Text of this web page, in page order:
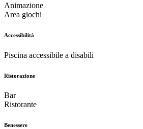
Animazione
Area giochi
Accessibilità
Piscina accessibile a disabili
Ristorazione
Bar
Ristorante
Benessere